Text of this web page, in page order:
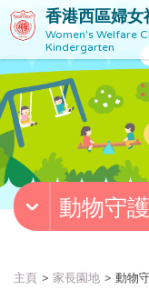
香港西區婦女
Women's Welfare
Kindergarten
動物守
主頁 家長園地 動物